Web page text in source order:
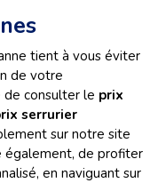
tient à vous éviter
de votre
de consulter le prix
serrurier
sur notre site
également, de profiter
en naviguant sur